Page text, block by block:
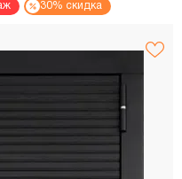
30% скидка